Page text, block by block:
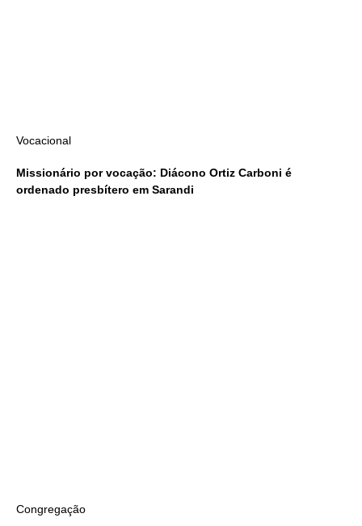
Vocacional
Missionário por vocação: Diácono Ortiz Carboni é
ordenado presbítero em Sarandi
Congregação